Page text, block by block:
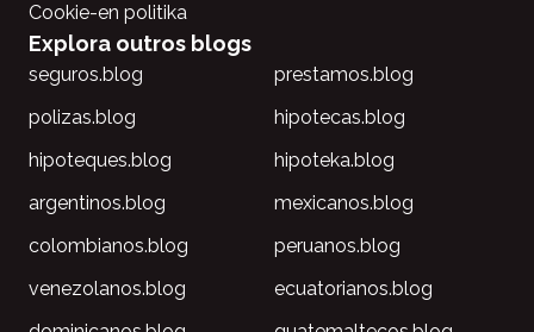
Cookie-en politika
Explora outros blogs
seguros.blog
prestamos.blog
polizas.blog
hipotecas.blog
hipoteques.blog
hipoteka.blog
argentinos.blog
mexicanos.blog
colombianos.blog
peruanos.blog
venezolanos.blog
ecuatorianos.blog